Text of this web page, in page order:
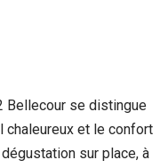
Bellecour se distingue
chaleureux et le confort
sur place, à